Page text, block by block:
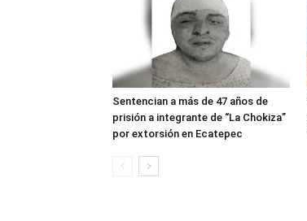
Sentencian a más de 47 años de
prisión a integrante de “La Chokiza”
por extorsión en Ecatepec